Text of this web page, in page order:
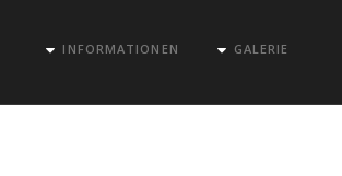
INFORMATIONEN GALERIE